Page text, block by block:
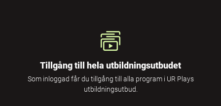
Tillgång till hela utbildningsutbudet
Som inloggad får du tillgång till alla program i UR Plays
utbildningsutbud.